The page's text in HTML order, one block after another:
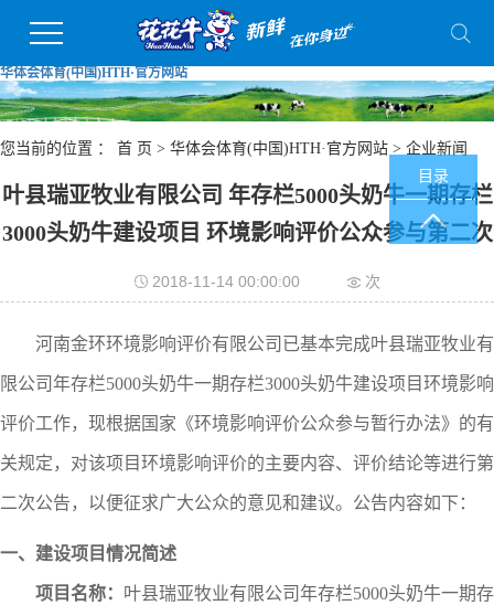
华体会体育(中国)HTH·官方网站
您当前的位置 ： 首 页 > 华体会体育(中国)HTH·官方网站 > 企业新闻
叶县瑞亚牧业有限公司 年存栏5000头奶牛一期存栏
3000头奶牛建设项目 环境影响评价公众参与第二次
2018-11-14 00:00:00 次
河南金环环境影响评价有限公司 已基本完成叶县瑞亚牧业有
限公司年存栏5000头奶牛一期存栏3000头奶牛建设项目环境影响
评价工作，现根据国家《环境影响评价公众参与暂行办法》的有
关规定，对该项目环境影响评价的主要内容、评价结论等进行第
二次公告，以便征求广大公众的意见和建议。公告内容如下：
一、建设项目情况简述
项目名称： 叶县瑞亚牧业有限公司年存栏5000头奶牛一期存
目录